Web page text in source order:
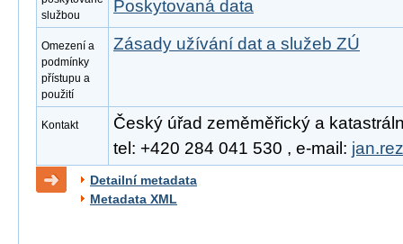
službou
Poskytovaná data
Omezení a
podmínky
přístupu a
použití
Zásady užívání dat a služeb ZÚ
Kontakt
Český úřad zeměměřický a
tel: +420 284 041 530 , e-mail:
Detailní metadata
Metadata XML